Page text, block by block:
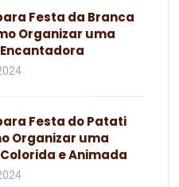
Festa da Branca
Organizar uma
Festa do Patati
Organizar uma
e Animada